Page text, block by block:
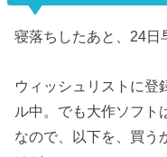
寝落ちしたあと、24日
ウィッシュリストに登
ル中。でも大作ソフト
なので、以下を、買う